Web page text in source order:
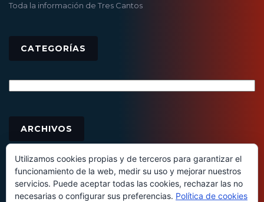
Toda la información de Tres Cantos
CATEGORÍAS
ARCHIVOS
Utilizamos cookies propias y de terceros para garantizar el
funcionamiento de la web, medir su uso y mejorar nuestros
servicios. Puede aceptar todas las cookies, rechazar las no
necesarias o configurar sus preferencias. Política de cookies